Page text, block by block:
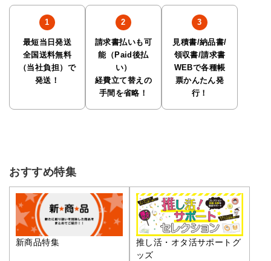
最短当日発送
全国送料無料
（当社負担）で
発送！
請求書払いも可
能（Paid後払
い）
経費立て替えの
手間を省略！
見積書/納品書/
領収書/請求書
WEBで各種帳
票かんたん発
行！
おすすめ特集
新商品特集
推し活・オタ活サポートグ
ッズ